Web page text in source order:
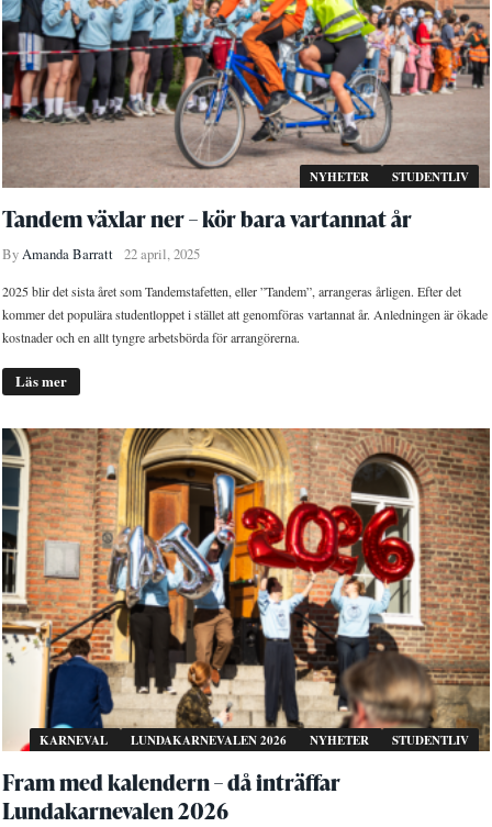
NYHETER STUDENTLIV
Tandem växlar ner – kör bara vartannat år
ByAmanda Barratt 22 april, 2025
2025 blir det sista året som Tandemstafetten, eller ”Tandem”, arrangeras årligen. Efter det
kommer det populära studentloppet i stället att genomföras vartannat år. Anledningen är ökade
kostnader och en allt tyngre arbetsbörda för arrangörerna.
Läs mer
KARNEVAL LUNDAKARNEVALEN 2026 NYHETER STUDENTLIV
Fram med kalendern – då inträffar
Lundakarnevalen 2026